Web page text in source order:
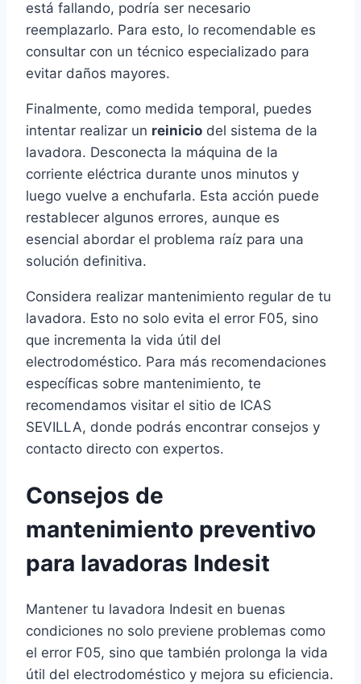
está fallando, podría ser necesario
reemplazarlo. Para esto, lo recomendable es
consultar con un técnico especializado para
evitar daños mayores.
Finalmente, como medida temporal, puedes
intentar realizar un reinicio del sistema de la
lavadora. Desconecta la máquina de la
corriente eléctrica durante unos minutos y
luego vuelve a enchufarla. Esta acción puede
restablecer algunos errores, aunque es
esencial abordar el problema raíz para una
solución definitiva.
Considera realizar mantenimiento regular de tu
lavadora. Esto no solo evita el error F05, sino
que incrementa la vida útil del
electrodoméstico. Para más recomendaciones
específicas sobre mantenimiento, te
recomendamos visitar el sitio de ICAS
SEVILLA, donde podrás encontrar consejos y
contacto directo con expertos.
Consejos de
mantenimiento preventivo
para lavadoras Indesit
Mantener tu lavadora Indesit en buenas
condiciones no solo previene problemas como
el error F05, sino que también prolonga la vida
útil del electrodoméstico y mejora su eficiencia.